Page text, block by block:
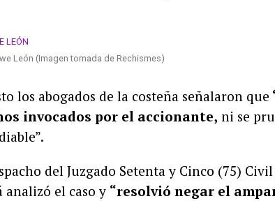
León (Imagen tomada de Rechismes)
los abogados de la costeña señalaron que
invocados por el accionante, ni se
del Juzgado Setenta y Cinco (75) Civil
el caso y “resolvió negar el